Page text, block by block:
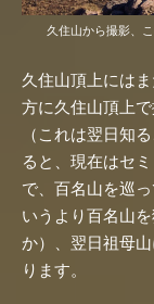
久住山から撮影、
久住山頂上には
方に久住山頂上
（これは翌日知
ると、現在はセ
で、百名山を巡
いうより百名山
か）、翌日祖母
ります。